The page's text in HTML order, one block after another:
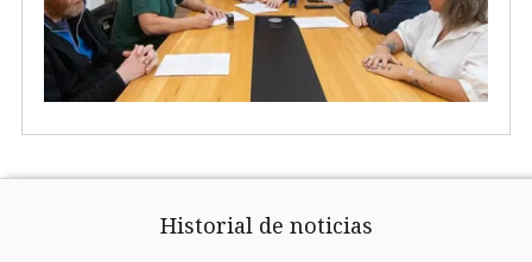
Historial de noticias